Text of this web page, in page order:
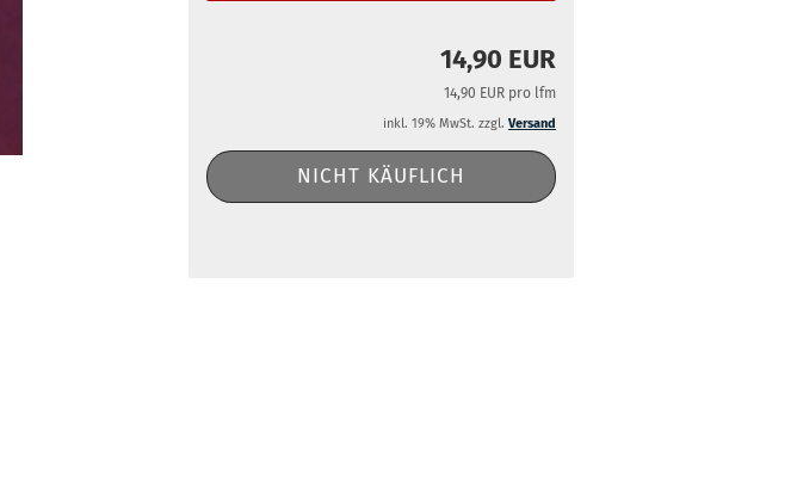
14,90 EUR
14,90 EUR pro lfm
inkl. 19% MwSt. zzgl. Versand